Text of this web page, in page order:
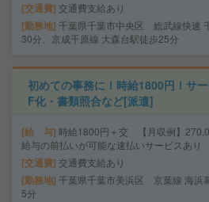
交通費 交通費支給あり
勤務地 千葉県千葉市中央区 総武線快速
30分、京成千原線 大森台駅徒歩25分
初めての事務に！時給1800円！サ
F化・書類照合など[派遣]
給 与 時給1800円＋交 【月収例】
給与の前払いが可能な速払いサービスあり
交通費 交通費支給あり
勤務地 千葉県千葉市美浜区 京葉線 海浜
5分